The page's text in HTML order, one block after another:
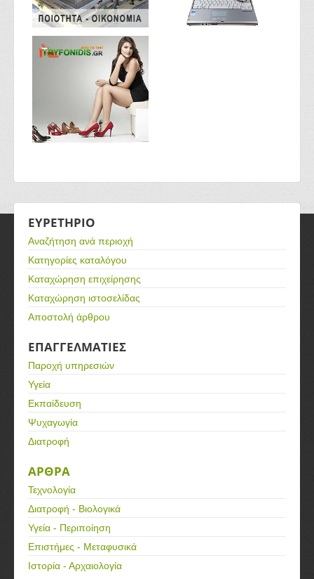
ΕΥΡΕΤΗΡΙΟ
Αναζήτηση ανά περιοχή
Κατηγορίες καταλόγου
Καταχώρηση επιχείρησης
Καταχώρηση ιστοσελίδας
Αποστολή άρθρου
ΕΠΑΓΓΕΛΜΑΤΙΕΣ
Παροχή υπηρεσιών
Υγεία
Εκπαίδευση
Ψυχαγωγία
Διατροφή
ΑΡΘΡΑ
Τεχνολογία
Διατροφή - Βιολογικά
Υγεία - Περιποίηση
Επιστήμες - Μεταφυσικά
Ιστορία - Αρχαιολογία